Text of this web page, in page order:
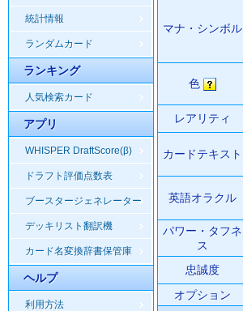
統計情報
ランダムカード
ランキング
人気検索カード
アプリ
WHISPER DraftScore(β)
ドラフト評価点数表
ブースタージェネレーター
デッキリスト翻訳機
カード名変換辞書保管庫
ヘルプ
利用方法
マナ・シンボル
色
レアリティ
カードテキスト
英語オラクル
パワー・タフネ
ス
忠誠度
オプション